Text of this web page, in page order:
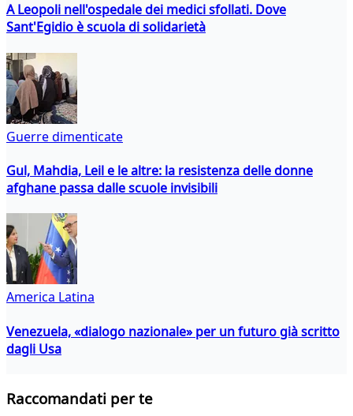
A Leopoli nell'ospedale dei medici sfollati. Dove
Sant'Egidio è scuola di solidarietà
Guerre dimenticate
Gul, Mahdia, Leil e le altre: la resistenza delle donne
afghane passa dalle scuole invisibili
America Latina
Venezuela, «dialogo nazionale» per un futuro già scritto
dagli Usa
Raccomandati per te